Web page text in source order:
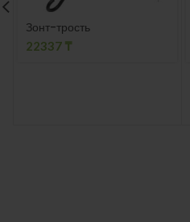
Зонт-трость
22337 ₸